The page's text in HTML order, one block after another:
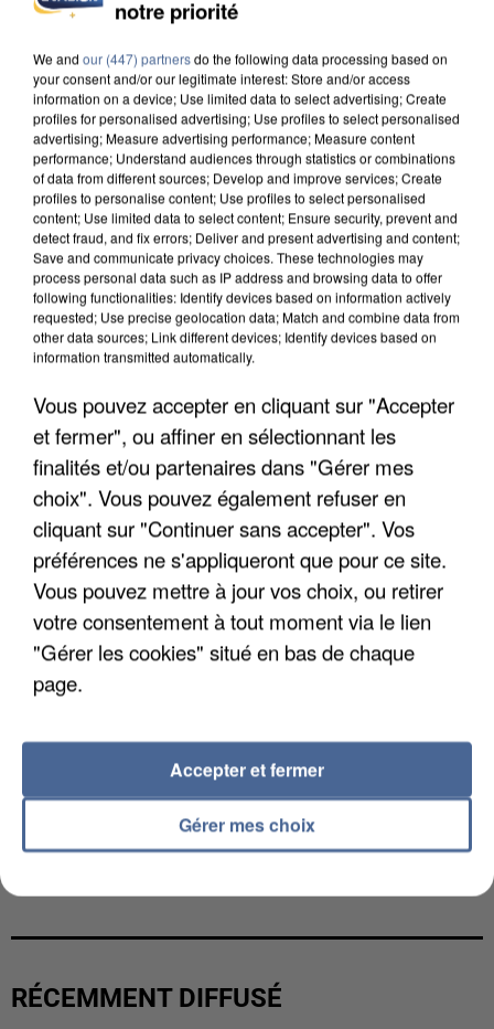
INCENDIES : L’ÎLE-DE-FRANCE LANCE UN ÉLAN
DE SOLIDARITÉ AVEC LES...
APRÈS TOUTES CES CANICULES, LES REFUGES
DE FAUNE SAUVAGE SONT...
L’UN DES FONDATEURS SUPPOSÉS DE LA DZ
RÉCEMMENT DIFFUSÉ
notre priorité
We and our (447) partnersdo the following data processing based on
your consent and/or our legitimate interest: Store and/or access
information on a device; Use limited data to select advertising; Create
profiles for personalised advertising; Use profiles to select personalised
advertising; Measure advertising performance; Measure content
performance; Understand audiences through statistics or combinations
of data from different sources; Develop and improve services; Create
profiles to personalise content; Use profiles to select personalised
content; Use limited data to select content; Ensure security, prevent and
detect fraud, and fix errors; Deliver and present advertising and content;
Save and communicate privacy choices. These technologies may
process personal data such as IP address and browsing data to offer
following functionalities: Identify devices based on information actively
requested; Use precise geolocation data; Match and combine data from
other data sources; Link different devices; Identify devices based on
information transmitted automatically.
Vous pouvez accepter en cliquant sur "Accepter
et fermer", ou affiner en sélectionnant les
finalités et/ou partenaires dans "Gérer mes
choix". Vous pouvez également refuser en
cliquant sur "Continuer sans accepter". Vos
préférences ne s'appliqueront que pour ce site.
Vous pouvez mettre à jour vos choix, ou retirer
votre consentement à tout moment via le lien
"Gérer les cookies" situé en bas de chaque
page.
Gérer mes choix
Accepter et fermer